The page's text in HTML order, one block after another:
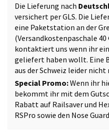
Die Lieferung nach
versichert per GLS. Die
eine Paketstation an der
(Versandkostenpaschale
kontaktiert uns wenn ihr
geliefert haben wollt. Eine
aus der Schweiz leider nicht
Special Promo:Wenn ihr
bekommt ihr mit dem
Rabatt auf Railsaverund
RSPro sowie den Nose Guard